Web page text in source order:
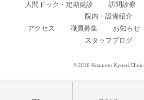
人間ドック・定期健診
訪問診療
院内・設備紹介
アクセス
職員募集 お知らせ
スタッフブログ
© 2016 Kitamoto Kyosai Clinic.